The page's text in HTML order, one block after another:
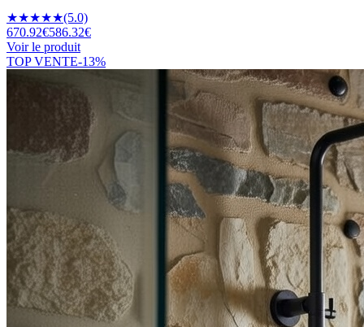
★★★★★(5.0)
670.92€586.32€
Voir le produit
TOP VENTE-13%